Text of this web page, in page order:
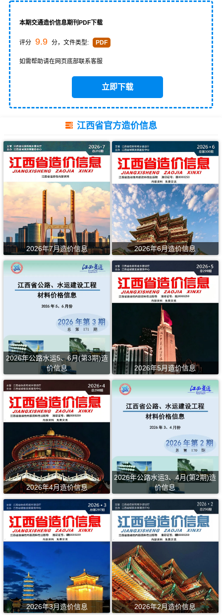
本期交通造价信息期刊PDF下载
评分 9.9 分，文件类型: PDF
如需帮助请在网页底部联系客服
立即下载
江西省官方造价信息
2026年7月造价信息 2026年6月造价信息
2026年公路水运5、6月(第3期)造
价信息
2026年5月造价信息
2026年4月造价信息
2026年公路水运3、4月(第2期)造
价信息
2026年3月造价信息 2026年2月造价信息